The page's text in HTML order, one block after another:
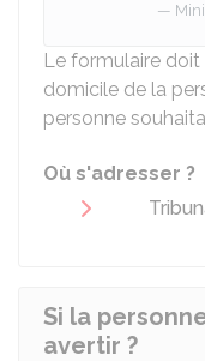
Le formulaire
domicile de la
personne
Où s'adresser ?
Si la
avertir ?